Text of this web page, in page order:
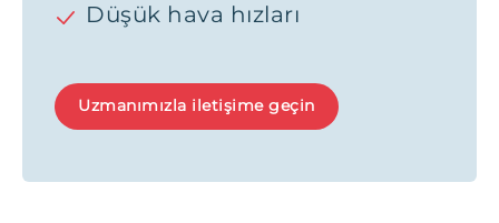
Düşük hava hızları
Uzmanımızla iletişime geçin